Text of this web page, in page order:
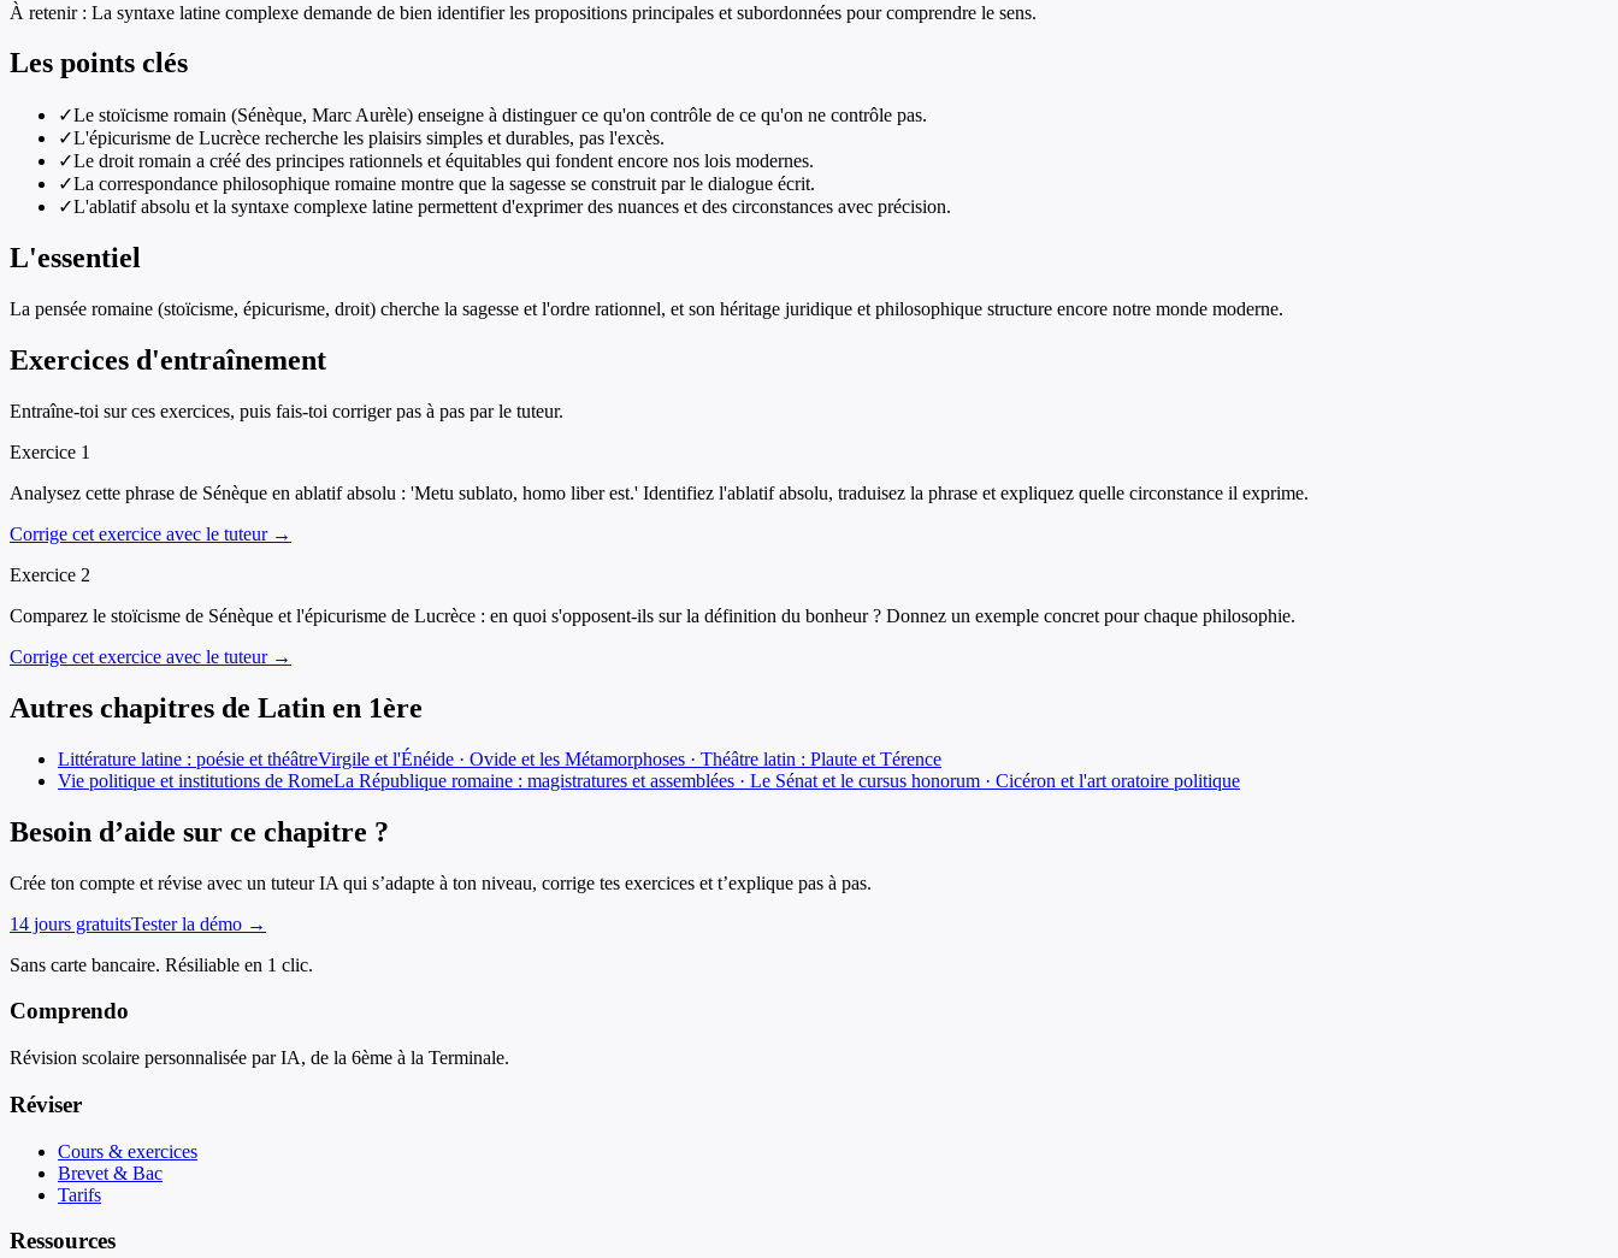
À retenir : La syntaxe latine complexe demande de bien identifier les propositions principales et subordonnées pour comprendre le sens.
Les points clés
✓Le stoïcisme romain (Sénèque, Marc Aurèle) enseigne à distinguer ce qu'on contrôle de ce qu'on ne contrôle pas.
✓L'épicurisme de Lucrèce recherche les plaisirs simples et durables, pas l'excès.
✓Le droit romain a créé des principes rationnels et équitables qui fondent encore nos lois modernes.
✓La correspondance philosophique romaine montre que la sagesse se construit par le dialogue écrit.
✓L'ablatif absolu et la syntaxe complexe latine permettent d'exprimer des nuances et des circonstances avec précision.
L'essentiel
La pensée romaine (stoïcisme, épicurisme, droit) cherche la sagesse et l'ordre rationnel, et son héritage juridique et philosophique structure encore notre monde moderne.
Exercices d'entraînement
Entraîne-toi sur ces exercices, puis fais-toi corriger pas à pas par le tuteur.
Exercice 1
Analysez cette phrase de Sénèque en ablatif absolu : 'Metu sublato, homo liber est.' Identifiez l'ablatif absolu, traduisez la phrase et expliquez quelle circonstance il exprime.
Corrige cet exercice avec le tuteur →
Exercice 2
Comparez le stoïcisme de Sénèque et l'épicurisme de Lucrèce : en quoi s'opposent-ils sur la définition du bonheur ? Donnez un exemple concret pour chaque philosophie.
Corrige cet exercice avec le tuteur →
Autres chapitres de Latin en 1ère
Littérature latine : poésie et théâtreVirgile et l'Énéide · Ovide et les Métamorphoses · Théâtre latin : Plaute et Térence
Vie politique et institutions de RomeLa République romaine : magistratures et assemblées · Le Sénat et le cursus honorum · Cicéron et l'art oratoire politique
Besoin d’aide sur ce chapitre ?
Crée ton compte et révise avec un tuteur IA qui s’adapte à ton niveau, corrige tes exercices et t’explique pas à pas.
14 jours gratuitsTester la démo →
Sans carte bancaire. Résiliable en 1 clic.
Comprendo
Révision scolaire personnalisée par IA, de la 6ème à la Terminale.
Réviser
Cours & exercices
Brevet & Bac
Tarifs
Ressources